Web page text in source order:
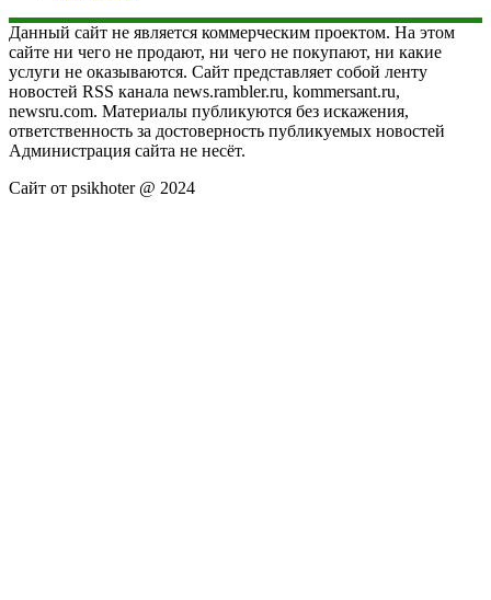
Данный сайт не является коммерческим проектом. На этом
сайте ни чего не продают, ни чего не покупают, ни какие
услуги не оказываются. Сайт представляет собой ленту
новостей RSS канала news.rambler.ru, kommersant.ru,
newsru.com. Материалы публикуются без искажения,
ответственность за достоверность публикуемых новостей
Администрация сайта не несёт.
Сайт от psikhoter @ 2024